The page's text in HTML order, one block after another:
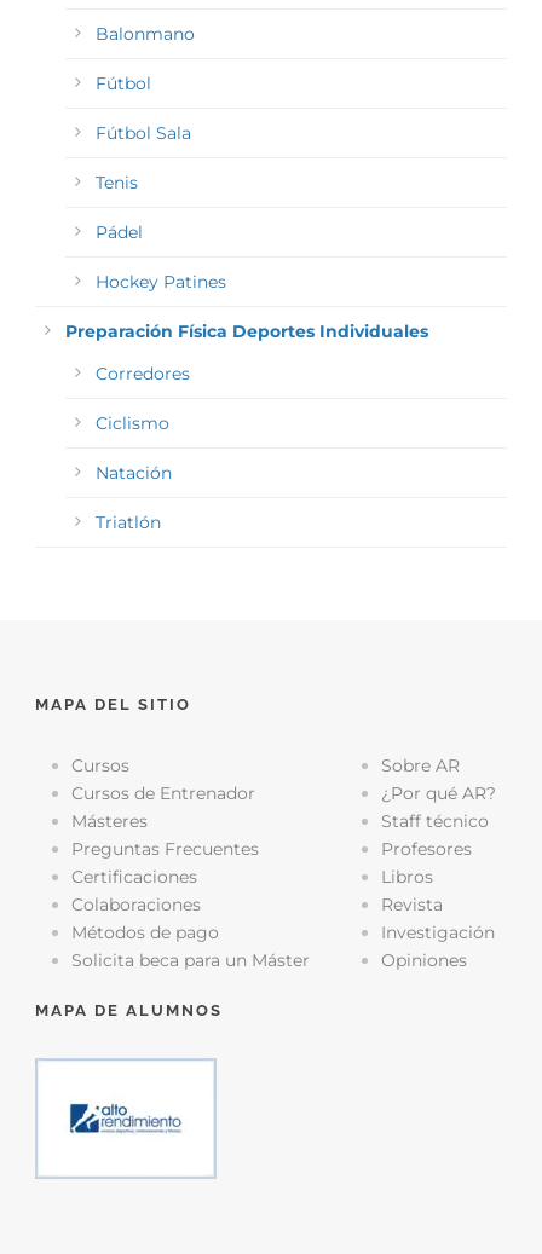
Balonmano
Fútbol
Fútbol Sala
Tenis
Pádel
Hockey Patines
Preparación Física Deportes Individuales
Corredores
Ciclismo
Natación
Triatlón
MAPA DEL SITIO
Cursos
Cursos de Entrenador
Másteres
Preguntas Frecuentes
Certificaciones
Colaboraciones
Métodos de pago
Solicita beca para un Máster
Sobre AR
¿Por qué AR?
Staff técnico
Profesores
Libros
Revista
Investigación
Opiniones
MAPA DE ALUMNOS